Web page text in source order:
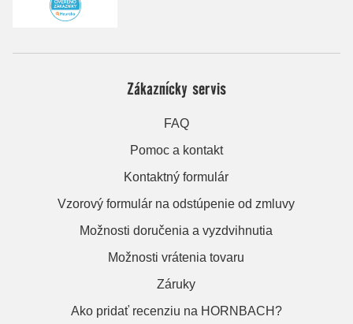
Zákaznícky servis
FAQ
Pomoc a kontakt
Kontaktný formulár
Vzorový formulár na odstúpenie od zmluvy
Možnosti doručenia a vyzdvihnutia
Možnosti vrátenia tovaru
Záruky
Ako pridať recenziu na HORNBACH?